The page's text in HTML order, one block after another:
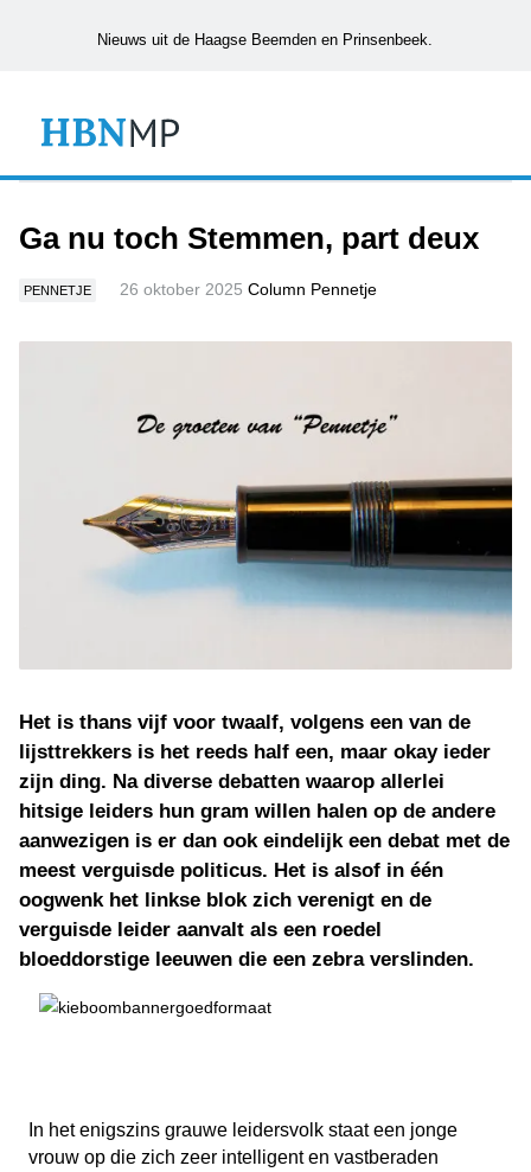
Nieuws uit de Haagse Beemden en Prinsenbeek.
Ga nu toch Stemmen, part deux
PENNETJE 26 oktober 2025 Column Pennetje
Het is thans vijf voor twaalf, volgens een van de
lijsttrekkers is het reeds half een, maar okay ieder
zijn ding. Na diverse debatten waarop allerlei
hitsige leiders hun gram willen halen op de andere
aanwezigen is er dan ook eindelijk een debat met de
meest verguisde politicus. Het is alsof in één
oogwenk het linkse blok zich verenigt en de
verguisde leider aanvalt als een roedel
bloeddorstige leeuwen die een zebra verslinden.
In het enigszins grauwe leidersvolk staat een jonge
vrouw op die zich zeer intelligent en vastberaden